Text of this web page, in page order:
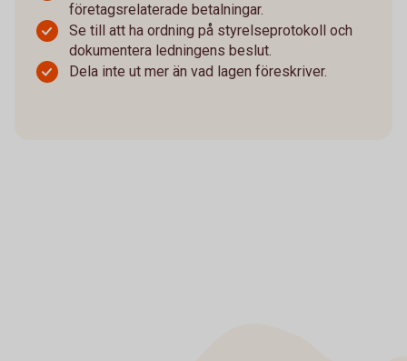
företagsrelaterade betalningar.
Se till att ha ordning på styrelseprotokoll och
dokumentera ledningens beslut.
Dela inte ut mer än vad lagen föreskriver.